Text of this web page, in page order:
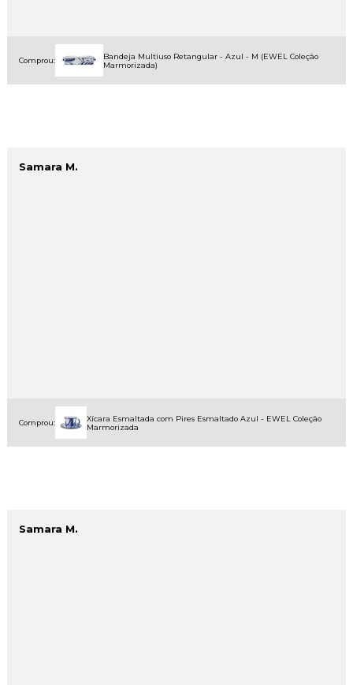
Comprou:
Bandeja Multiuso Retangular - Azul - M (EWEL Coleção
Marmorizada)
Samara M.
Comprou:
Xícara Esmaltada com Pires Esmaltado Azul - EWEL Coleção
Marmorizada
Samara M.